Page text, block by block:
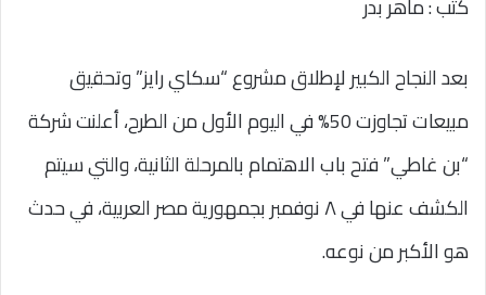
كتب : ماهر بدر
بعد النجاح الكبير لإطلاق مشروع “سكاي رايز” وتحقيق
مبيعات تجاوزت 50% في اليوم الأول من الطرح، أعلنت شركة
“بن غاطي” فتح باب الاهتمام بالمرحلة الثانية، والتي سيتم
الكشف عنها في ٨ نوفمبر بجمهورية مصر العربية، في حدث
هو الأكبر من نوعه.